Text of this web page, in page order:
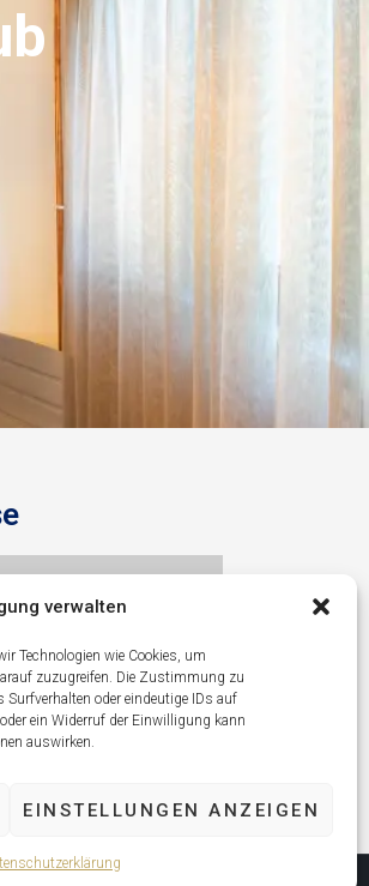
verwalten
Technologien wie Cookies, um
zuzugreifen. Die Zustimmung zu
oder eindeutige IDs auf
ein Widerruf der Einwilligung kann
auswirken.
EINSTELLUNGEN ANZEIGEN
Vltavou